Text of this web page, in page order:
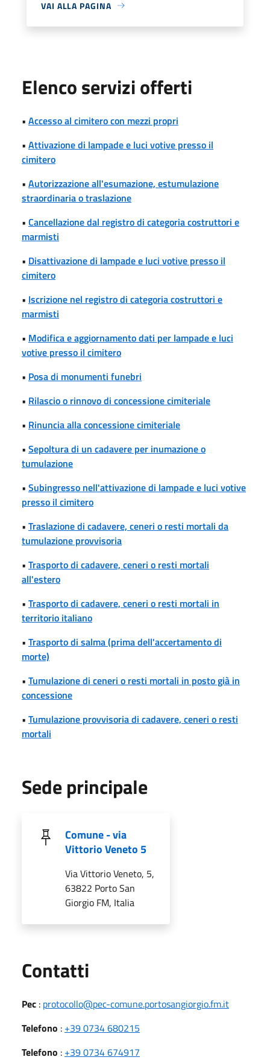
VAI ALLA PAGINA
Elenco servizi offerti
• Accesso al cimitero con mezzi propri
• Attivazione di lampade e luci votive presso il
cimitero
• Autorizzazione all'esumazione, estumulazione
straordinaria o traslazione
• Cancellazione dal registro di categoria costruttori e
marmisti
• Disattivazione di lampade e luci votive presso il
cimitero
• Iscrizione nel registro di categoria costruttori e
marmisti
• Modifica e aggiornamento dati per lampade e luci
votive presso il cimitero
• Posa di monumenti funebri
• Rilascio o rinnovo di concessione cimiteriale
• Rinuncia alla concessione cimiteriale
• Sepoltura di un cadavere per inumazione o
tumulazione
• Subingresso nell'attivazione di lampade e luci votive
presso il cimitero
• Traslazione di cadavere, ceneri o resti mortali da
tumulazione provvisoria
• Trasporto di cadavere, ceneri o resti mortali
all'estero
• Trasporto di cadavere, ceneri o resti mortali in
territorio italiano
• Trasporto di salma (prima dell'accertamento di
morte)
• Tumulazione di ceneri o resti mortali in posto già in
concessione
• Tumulazione provvisoria di cadavere, ceneri o resti
mortali
Sede principale
Comune - via
Vittorio Veneto 5
Via Vittorio Veneto, 5,
63822 Porto San
Giorgio FM, Italia
Contatti
Pec : protocollo@pec-comune.portosangiorgio.fm.it
Telefono : +39 0734 680215
Telefono : +39 0734 674917